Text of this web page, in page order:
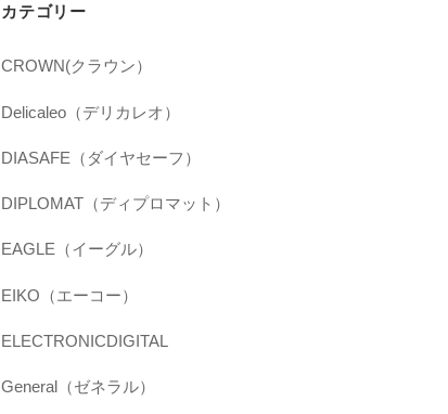
カテゴリー
CROWN(クラウン）
Delicaleo（デリカレオ）
DIASAFE（ダイヤセーフ）
DIPLOMAT（ディプロマット）
EAGLE（イーグル）
EIKO（エーコー）
ELECTRONICDIGITAL
General（ゼネラル）